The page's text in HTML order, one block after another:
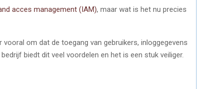
acces management (IAM), maar wat is het nu precies
om dat de toegang van gebruikers, inloggegevens
biedt dit veel voordelen en het is een stuk veiliger.